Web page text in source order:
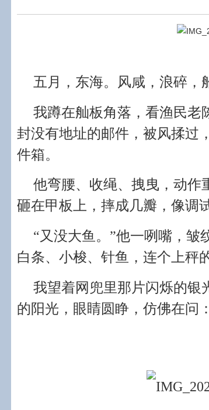
五月，东海。风咸，浪碎，
我蹲在舢板角落，看渔民老
封没有地址的邮件，被风揉过
件箱。
他弯腰、收绳、拽曳，动作
砸在甲板上，摔成几瓣，像调
“又没大鱼。”他一咧嘴，
白条、小梭、针鱼，连个上秤
我望着网兜里那片闪烁的银
的阳光，眼睛圆睁，仿佛在问